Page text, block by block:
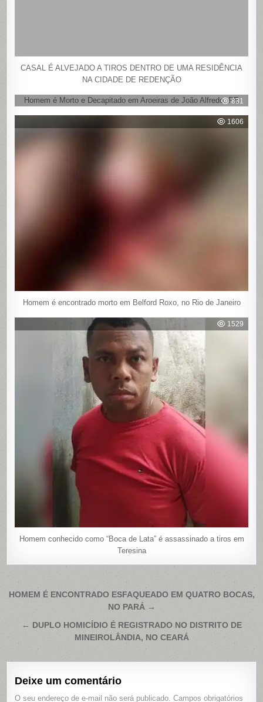
CASAL É ALVEJADO A TIROS DENTRO DE UMA RESIDÊNCIA
NA CIDADE DE REDENÇÃO
831
Homem é Morto e Decapitado em Aroeiras de João Alfredo, PE
1606
Homem é encontrado morto em Belford Roxo, no Rio de Janeiro
1529
Homem conhecido como “Boca de Lata” é assassinado a tiros em
Teresina
Navegação
Post
HOMEM É ENCONTRADO ESFAQUEADO EM QUATRO BOCAS,
NO PARÁ →
← DUPLO HOMICÍDIO É REGISTRADO NO DISTRITO DE
MINEIROLÂNDIA, NO CEARÁ
Deixe um comentário
O seu endereço de e-mail não será publicado. Campos obrigatórios